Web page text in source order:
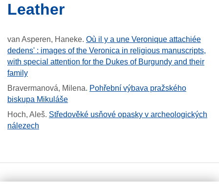
leather
van Asperen, Haneke. Où il y a une Veronique attachiée
dedens' : images of the Veronica in religious manuscripts,
with special attention for the Dukes of Burgundy and their
family
Bravermanová, Milena. Pohřební výbava pražského
biskupa Mikuláše
Hoch, Aleš. Středověké usňové opasky v archeologických
nálezech